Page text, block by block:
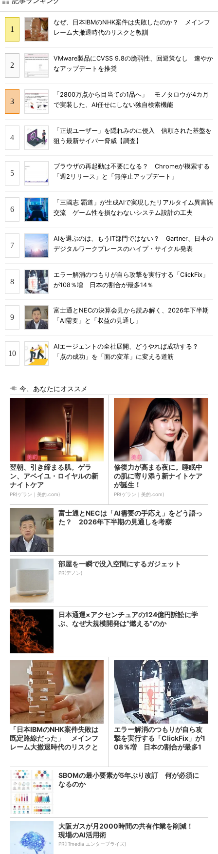
なぜ、日本IBMのNHK案件は失敗したのか？ メインフ
レーム大撤退時代のリスクと教訓
VMware製品にCVSS 9.8の脆弱性、回避策なし 速やか
なアップデートを推奨
「2800万点から目当ての1品へ」 モノタロウが4カ月
で実装した、AI任せにしない独自検索機能
「正規ユーザー」を隠れみのに侵入 信頼された基盤を
狙う最新サイバー脅威【調査】
ブラウザの再起動は不要になる？ Chromeが模索する
「週2リリース」と「無停止アップデート」
「三國志 覇道」が生成AIで実現したリアルタイム異言語
交流 ゲーム性を損なわないシステム設計の工夫
AIを選ぶのは、もうIT部門ではない？ Gartner、日本の
デジタルワークプレースのハイプ・サイクル発表
エラー解消のつもりが自ら攻撃を実行する「ClickFix」
が108％増 日本の割合が最多14％
富士通とNECの決算会見から読み解く、2026年下半期
「AI需要」と「収益の見通し」
AIエージェントの全社展開、どうやれば成功する？
「点の成功」を「面の変革」に変える道筋
今、あなたにオススメ
翌朝、引き締まる肌。ゲラ
ン、アベイユ・ロイヤルの新
ナイトケア
PR(ゲラン｜美的.com)
修復力が高まる夜に。睡眠中
の肌に寄り添う新ナイトケア
が誕生！
PR(ゲラン｜美的.com)
富士通とNECは「AI需要の手応え」をどう語っ
た？ 2026年下半期の見通しを考察
部屋を一瞬で没入空間にするガジェット
PR(デノン)
日本通運×アクセンチュアの124億円訴訟に学
ぶ、なぜ大規模開発は“燃える”のか
「日本IBMのNHK案件失敗は
既定路線だった」 メインフ
レーム大撤退時代のリスクと
エラー解消のつもりが自ら攻
撃を実行する「ClickFix」が1
08％増 日本の割合が最多1
SBOMの最小要素が5年ぶり改訂 何が必須に
なるのか
大阪ガスが月2000時間の共有作業を削減！
現場のAI活用術
PR(ITmedia エンタープライズ)